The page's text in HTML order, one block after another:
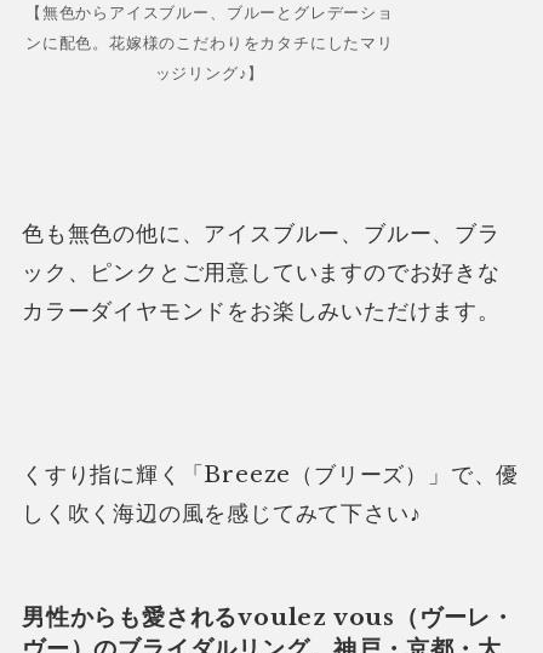
【無色からアイスブルー、ブルーとグレデーショ
ンに配色。花嫁様のこだわりをカタチにしたマリ
ッジリング♪】
色も無色の他に、アイスブルー、ブルー、ブラ
ック、ピンクとご用意していますのでお好きな
カラーダイヤモンドをお楽しみいただけます。
くすり指に輝く「Breeze（ブリーズ）」で、優
しく吹く海辺の風を感じてみて下さい♪
男性からも愛されるvoulez vous（ヴーレ・